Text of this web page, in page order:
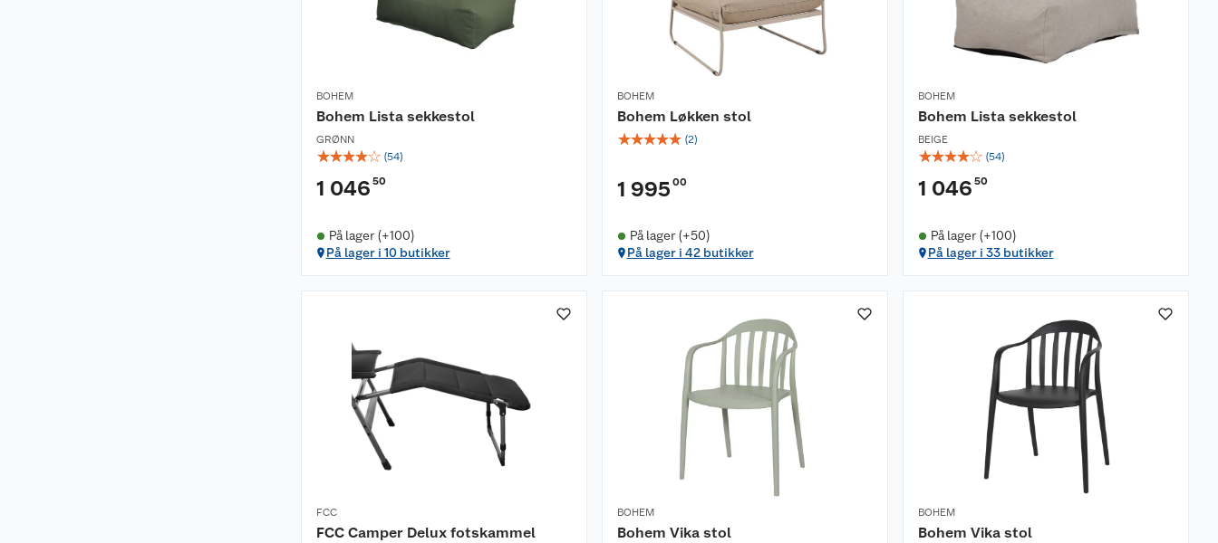
BOHEM
Bohem Lista sekkestol
GRØNN
☆☆☆☆☆ (54)
1 046 50
På lager (+100)
På lager i 10 butikker
BOHEM
Bohem Løkken stol
☆☆☆☆☆ (2)
1 995 00
På lager (+50)
På lager i 42 butikker
BOHEM
Bohem Lista sekkestol
BEIGE
☆☆☆☆☆ (54)
1 046 50
På lager (+100)
På lager i 33 butikker
FCC
FCC Camper Delux fotskammel
BOHEM
Bohem Vika stol
BOHEM
Bohem Vika stol